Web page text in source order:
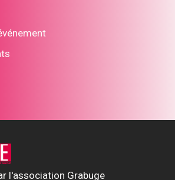
l'association Grabuge